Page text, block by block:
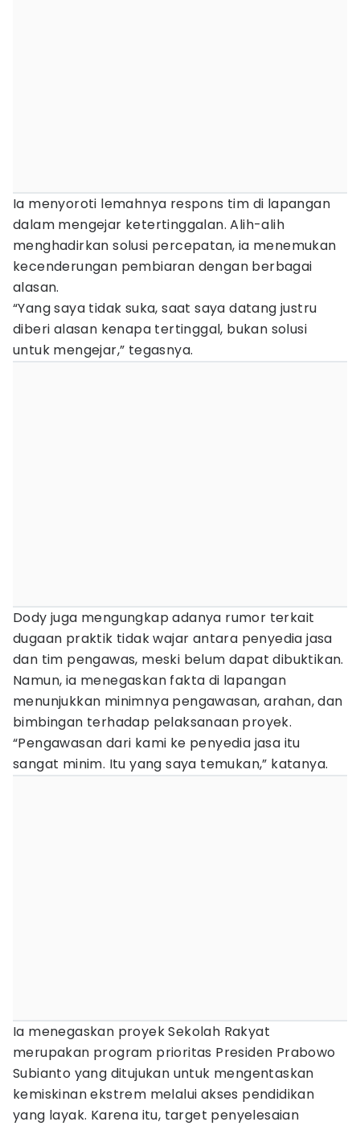
Ia menyoroti lemahnya respons tim di lapangan
dalam mengejar ketertinggalan. Alih-alih
menghadirkan solusi percepatan, ia menemukan
kecenderungan pembiaran dengan berbagai
alasan.
“Yang saya tidak suka, saat saya datang justru
diberi alasan kenapa tertinggal, bukan solusi
untuk mengejar,” tegasnya.
Dody juga mengungkap adanya rumor terkait
dugaan praktik tidak wajar antara penyedia jasa
dan tim pengawas, meski belum dapat dibuktikan.
Namun, ia menegaskan fakta di lapangan
menunjukkan minimnya pengawasan, arahan, dan
bimbingan terhadap pelaksanaan proyek.
“Pengawasan dari kami ke penyedia jasa itu
sangat minim. Itu yang saya temukan,” katanya.
Ia menegaskan proyek Sekolah Rakyat
merupakan program prioritas Presiden Prabowo
Subianto yang ditujukan untuk mengentaskan
kemiskinan ekstrem melalui akses pendidikan
yang layak. Karena itu, target penyelesaian